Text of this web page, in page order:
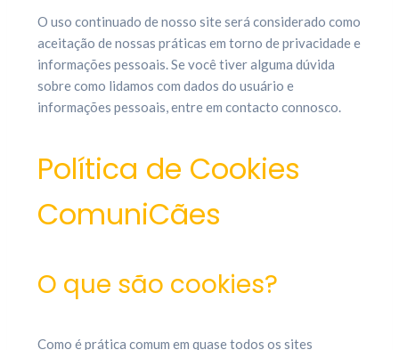
O uso continuado de nosso site será considerado como
aceitação de nossas práticas em torno de privacidade e
informações pessoais. Se você tiver alguma dúvida
sobre como lidamos com dados do usuário e
informações pessoais, entre em contacto connosco.
Política de Cookies
ComuniCães
O que são cookies?
Como é prática comum em quase todos os sites